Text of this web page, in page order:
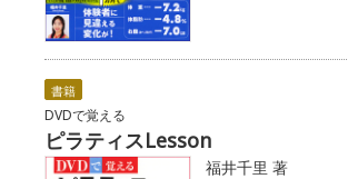
書籍
DVDで覚える
ピラティスLesson
福井千里 著